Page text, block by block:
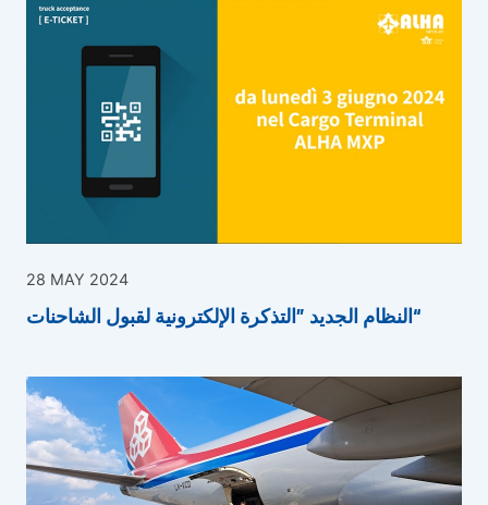
28 MAY 2024
النظام الجديد ”التذكرة الإلكترونية لقبول الشاحنات“